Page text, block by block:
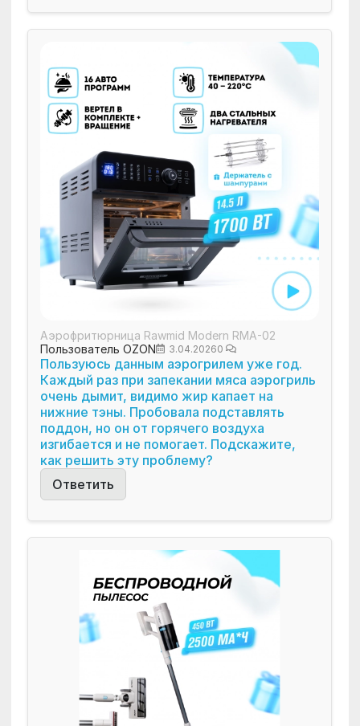
Аэрофритюрница Rawmid Modern RMA-02
Пользователь OZON
3.04.20260
Пользуюсь данным аэрогрилем уже год.
Каждый раз при запекании мяса аэрогриль
очень дымит, видимо жир капает на
нижние тэны. Пробовала подставлять
поддон, но он от горячего воздуха
изгибается и не помогает. Подскажите,
как решить эту проблему?
Ответить